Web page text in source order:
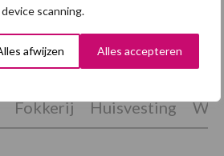
scanning.
afwijzen Alles accepteren
Fokkerij Huisvesting